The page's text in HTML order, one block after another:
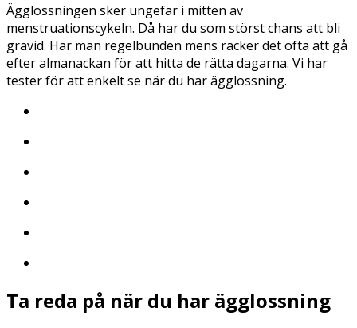
Ägglossningen sker ungefär i mitten av
menstruationscykeln. Då har du som störst chans att bli
gravid. Har man regelbunden mens räcker det ofta att gå
efter almanackan för att hitta de rätta dagarna. Vi har
tester för att enkelt se när du har ägglossning.
Ta reda på när du har ägglossning